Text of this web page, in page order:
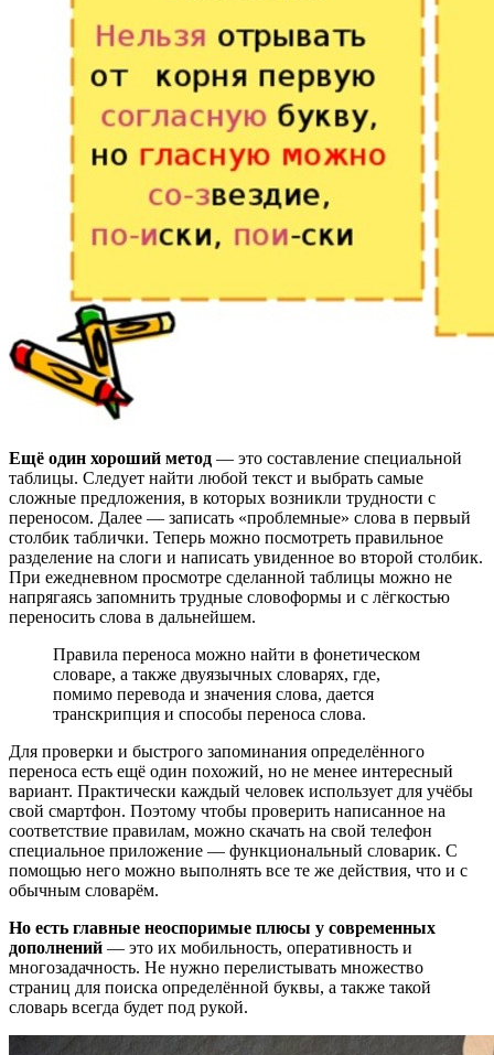
Ещё один хороший метод — это составление специальной
таблицы. Следует найти любой текст и выбрать самые
сложные предложения, в которых возникли трудности с
переносом. Далее — записать «проблемные» слова в первый
столбик таблички. Теперь можно посмотреть правильное
разделение на слоги и написать увиденное во второй столбик.
При ежедневном просмотре сделанной таблицы можно не
напрягаясь запомнить трудные словоформы и с лёгкостью
переносить слова в дальнейшем.
Правила переноса можно найти в фонетическом
словаре, а также двуязычных словарях, где,
помимо перевода и значения слова, дается
транскрипция и способы переноса слова.
Для проверки и быстрого запоминания определённого
переноса есть ещё один похожий, но не менее интересный
вариант. Практически каждый человек использует для учёбы
свой смартфон. Поэтому чтобы проверить написанное на
соответствие правилам, можно скачать на свой телефон
специальное приложение — функциональный словарик. С
помощью него можно выполнять все те же действия, что и с
обычным словарём.
Но есть главные неоспоримые плюсы у современных
дополнений — это их мобильность, оперативность и
многозадачность. Не нужно перелистывать множество
страниц для поиска определённой буквы, а также такой
словарь всегда будет под рукой.